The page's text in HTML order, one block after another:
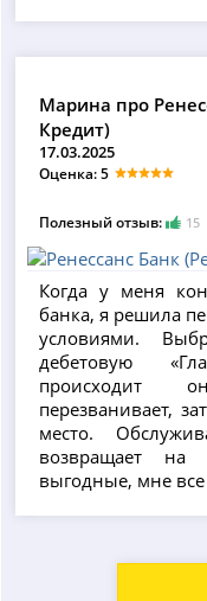
Марина про
Кредит)
17.03.2025
Оценка: 5
Полезный отзыв: 15
Когда у меня
банка, я решила
условиями.
дебетовую
происходит
перезванивает,
место.
возвращает на
выгодные, мне все